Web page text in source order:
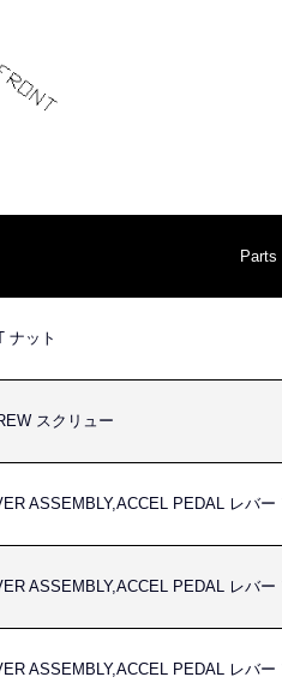
Parts
ナット
スクリュー
ASSEMBLY,ACCEL PEDAL レバ
ASSEMBLY,ACCEL PEDAL レバ
ASSEMBLY,ACCEL PEDAL レバ